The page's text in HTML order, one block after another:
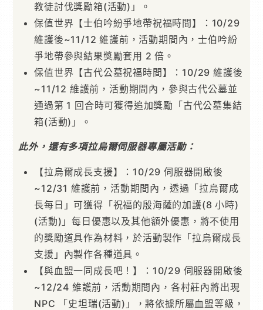
教徒討伐獎勵箱(活動)」。
保值世界【士伯吟紛爭地帶祝福時間】：10/29
維護後~11/12 維護前，活動期間內，士伯吟紛
爭地帶參與結果獎勵套用 2 倍。
保值世界【古代公墓祝福時間】：10/29 維護後
~11/12 維護前，活動期間內，參與古代公墓並
通過第 1 回合時可獲得追加獎勵「古代公墓集結
箱(活動)」。
此外，還有多項拉烏爾伺服器專屬活動：
【拉烏爾成長支援】：10/29 伺服器開啟後
~12/31 維護前，活動期間內，透過「拉烏爾成
長每日」可獲得「祝福的殷海薩的加護(8 小時)
(活動)」每日優惠以及其他額外優惠，將不使用
的獎勵道具作為材料，於活動製作「拉烏爾成長
支援」內製作各種道具。
【與血盟一同成長吧！】：10/29 伺服器開啟後
~12/24 維護前，活動期間內，各村莊內將出現
NPC 「史坦瑞(活動)」，將依據所屬血盟等級，